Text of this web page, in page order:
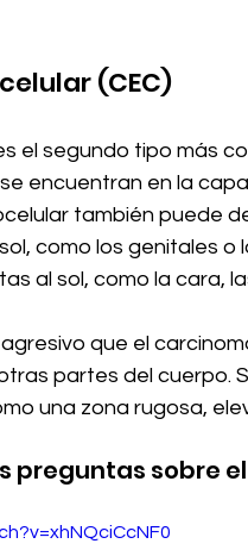
(CEC)
el segundo tipo más
encuentran en la
también puede
como los genitales o
al sol, como la cara,
que el
partes del cuerpo.
una zona rugosa,
preguntas sobre